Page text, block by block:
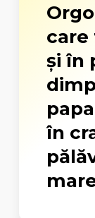
care
şi în
în